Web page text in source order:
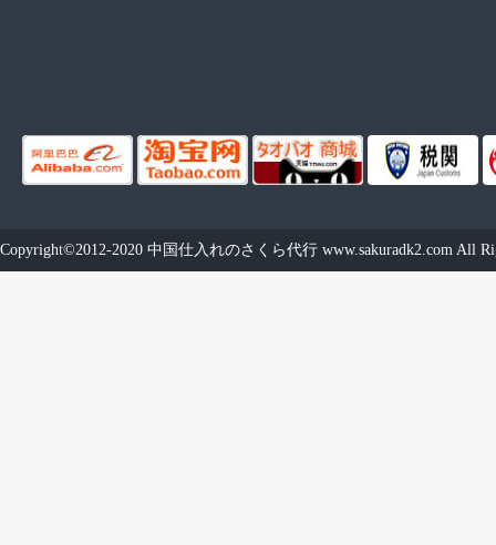
Copyright©2012-2020 中国仕入れのさくら代行 www.sakuradk2.com All